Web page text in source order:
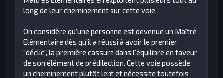
long de leur cheminement sur cette voie.
On considère qu'une personne est devenue un Maître
Elémentaire dès qu'il a réussi à avoir le premier
"déclic", la première cassure dans l'équilibre en faveur
de son élément de prédilection. Cette voie possède
un cheminement plutôt lent et nécessite toutefois